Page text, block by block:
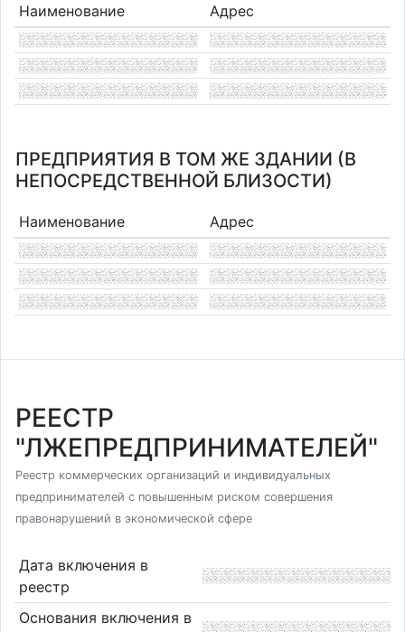
Наименование Адрес
ПРЕДПРИЯТИЯ В ТОМ ЖЕ ЗДАНИИ (В
НЕПОСРЕДСТВЕННОЙ БЛИЗОСТИ)
Наименование Адрес
РЕЕСТР
"ЛЖЕПРЕДПРИНИМАТЕЛЕЙ"
Реестр коммерческих организаций и индивидуальных
предпринимателей с повышенным риском совершения
правонарушений в экономической сфере
Дата включения в
реестр
Основания включения в